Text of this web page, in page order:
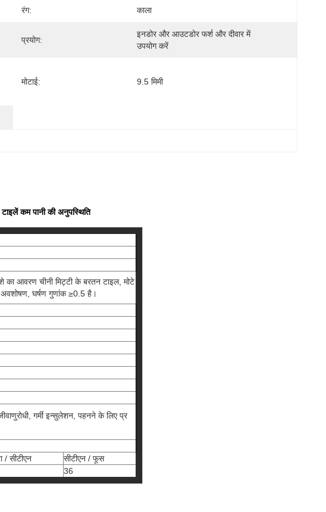
रंग: काला
प्रयोग:
इनडोर और आउटडोर फर्श और दीवार में
उपयोग करें
मोटाई: 9.5 मिमी
कम पानी की अनुपस्थिति
का आवरण चीनी मिट्टी के बरतन टाइल, मोटे
घर्षण गुणांक ≥0.5 है।
गर्मी इन्सुलेशन, पहनने के लिए प्र
/ सीटीएन
सीटीएन / फूस
36